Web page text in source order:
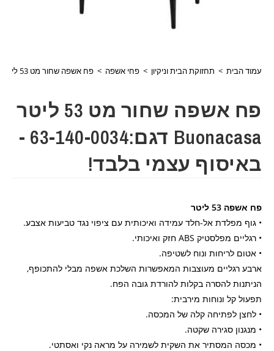
עמוד הבית > תחזוקת הבית וניקיון > פחי אשפה > פח אשפה שחור מט 53 ליטר buonacasa דגם:63-140-0034 -באיסוף עצמי בלבד!
פח אשפה שחור מט 53 ליטר
Buonacasa דגם:63-140-0034 -
באיסוף עצמי בלבד!
פח אשפה 53 ליטר
• גוף מפלדת אל-חלד עמידה ואיכותית עם ציפוי נגד טביעות אצבע.
• רגליים מפלסטיק ABS חזק ואיכותי.
• אטום לריחות ונוח לשטיפה.
ארבע רגליים מעוצבות המאפשרות השלכת אשפה מבלי להתכופף,
הניתנות להסרה בקלות להורדת גובה הפח.
תפעול קל ונוחות מירבית:
• לחצן לפתיחה קלה של המכסה.
• מנגנון סגירה שקטה.
• מכסה המסתיר את השקית לשמירה על מראה נקי ואסתטי.